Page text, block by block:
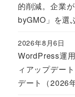
的削減。企業
byGMO」を選
WordPress運
ィアップデー
デート（2026
Published
2026年8月6日